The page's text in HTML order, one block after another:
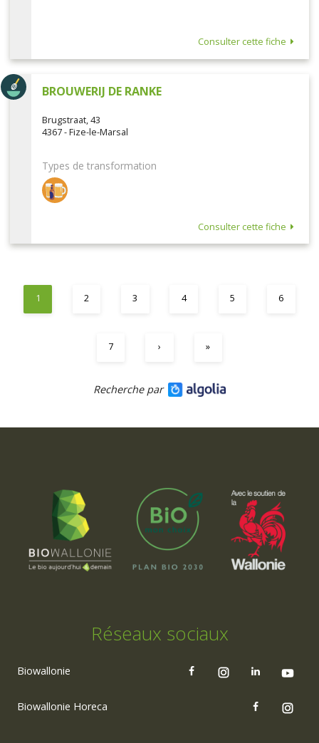
Consulter cette fiche
BROUWERIJ DE RANKE
Brugstraat, 43
4367 - Fize-le-Marsal
Types de transformation
Consulter cette fiche
1 2 3 4 5 6
7 › »
Recherche par
Réseaux sociaux
Biowallonie
Biowallonie Horeca